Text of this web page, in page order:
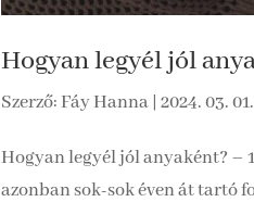
Hogyan legyél jól
Szerző:Fáy Hanna |2024. 03. 01.
Hogyan legyél jól anyaként? –
azonban sok-sok éven át tartó